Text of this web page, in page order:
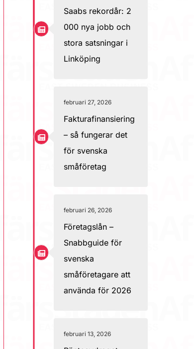
Saabs rekordår: 2
000 nya jobb och
stora satsningar i
Linköping
februari 27, 2026
Fakturafinansiering
– så fungerar det
för svenska
småföretag
februari 26, 2026
Företagslån –
Snabbguide för
svenska
småföretagare att
använda för 2026
februari 13, 2026